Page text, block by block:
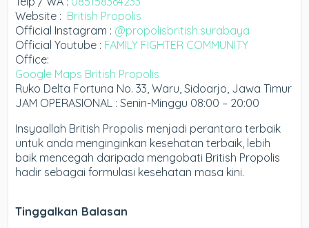
Website : British Propolis
Official Instagram : @propolisbritish.surabaya
Official Youtube : FAMILY FIGHTER COMMUNITY
Office:
Google Maps British Propolis
Ruko Delta Fortuna No. 33, Waru, Sidoarjo, Jawa Timur
JAM OPERASIONAL : Senin-Minggu 08:00 – 20:00
Insyaallah British Propolis menjadi perantara terbaik
untuk anda menginginkan kesehatan terbaik, lebih
baik mencegah daripada mengobati British Propolis
hadir sebagai formulasi kesehatan masa kini.
Tinggalkan Balasan